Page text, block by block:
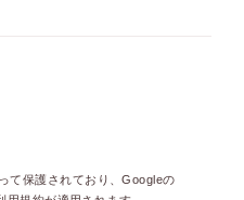
て保護されており、Googleの